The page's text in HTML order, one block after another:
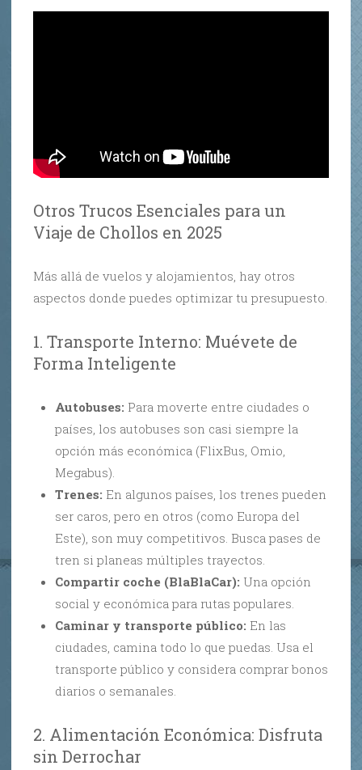
Otros Trucos Esenciales para un
Viaje de Chollos en 2025
Más allá de vuelos y alojamientos, hay otros
aspectos donde puedes optimizar tu presupuesto.
1. Transporte Interno: Muévete de
Forma Inteligente
Autobuses: Para moverte entre ciudades o
países, los autobuses son casi siempre la
opción más económica (FlixBus, Omio,
Megabus).
Trenes: En algunos países, los trenes pueden
ser caros, pero en otros (como Europa del
Este), son muy competitivos. Busca pases de
tren si planeas múltiples trayectos.
Compartir coche (BlaBlaCar): Una opción
social y económica para rutas populares.
Caminar y transporte público: En las
ciudades, camina todo lo que puedas. Usa el
transporte público y considera comprar bonos
diarios o semanales.
2. Alimentación Económica: Disfruta
sin Derrochar